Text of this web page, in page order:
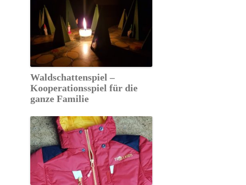
Waldschattenspiel –
Kooperationsspiel für die
ganze Familie